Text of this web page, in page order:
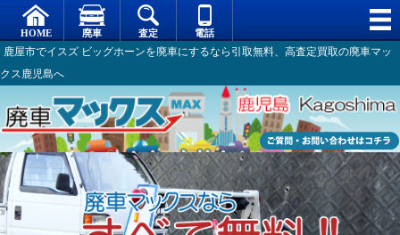
鹿屋市でイスズ ビッグホーンを廃車にするなら引取無料、高査定買取の廃車マッ
クス鹿児島へ